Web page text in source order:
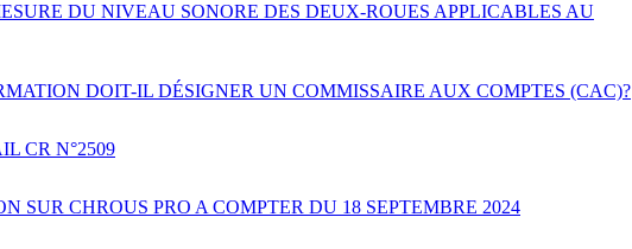
DU NIVEAU SONORE DES DEUX-ROUES APPLICABLES AU
DOIT-IL DÉSIGNER UN COMMISSAIRE AUX COMPTES (CAC)?
CR N°2509
SUR CHROUS PRO A COMPTER DU 18 SEPTEMBRE 2024